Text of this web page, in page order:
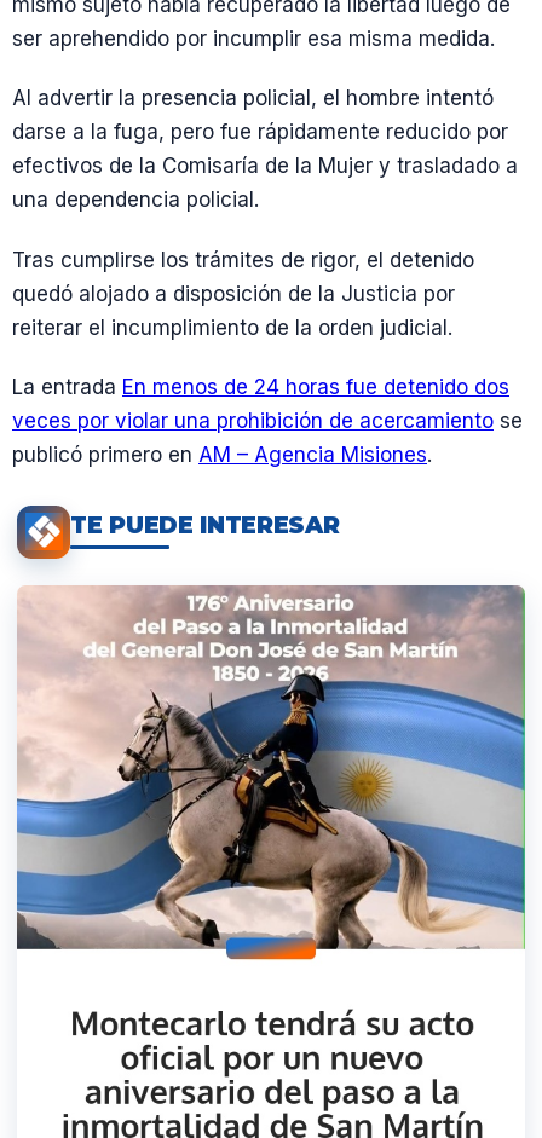
mismo sujeto había recuperado la libertad luego de
ser aprehendido por incumplir esa misma medida.
Al advertir la presencia policial, el hombre intentó
darse a la fuga, pero fue rápidamente reducido por
efectivos de la Comisaría de la Mujer y trasladado a
una dependencia policial.
Tras cumplirse los trámites de rigor, el detenido
quedó alojado a disposición de la Justicia por
reiterar el incumplimiento de la orden judicial.
La entrada En menos de 24 horas fue detenido dos
veces por violar una prohibición de acercamiento se
publicó primero en AM – Agencia Misiones.
TE PUEDE INTERESAR